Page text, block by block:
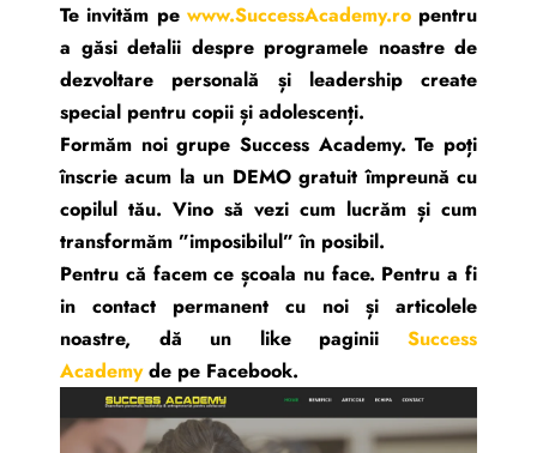
Te invităm pewww.SuccessAcademy.ropentru
a găsi detalii despre programele noastre de
dezvoltare personală și leadership create
special pentru copii și adolescenți.
Formăm noi grupe Success Academy. Te poți
înscrie acum la un DEMO gratuit împreună cu
copilul tău. Vino să vezi cum lucrăm și cum
transformăm ”imposibilul” în posibil.
Pentru că facem ce școala nu face. Pentru a fi
in contact permanent cu noi și articolele
noastre, dă un like paginii Success
Academyde pe Facebook.